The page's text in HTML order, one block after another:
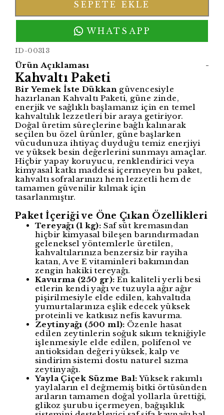
SEPETE EKLE
WHATSAPP
ID-00313
Ürün Açıklaması -
Kahvaltı Paketi
Bir Yemek İste Dükkan güvencesiyle
hazırlanan Kahvaltı Paketi, güne zinde,
enerjik ve sağlıklı başlamanız için en temel
kahvaltılık lezzetleri bir araya getiriyor.
Doğal üretim süreçlerine bağlı kalınarak
seçilen bu özel ürünler, güne başlarken
vücudunuza ihtiyaç duyduğu temiz enerjiyi
ve yüksek besin değerlerini sunmayı amaçlar.
Hiçbir yapay koruyucu, renklendirici veya
kimyasal katkı maddesi içermeyen bu paket,
kahvaltı sofralarınızı hem lezzetli hem de
tamamen güvenilir kılmak için
tasarlanmıştır.
Paket İçeriği ve Öne Çıkan Özellikleri
Tereyağı (1 kg): Saf süt kremasından
hiçbir kimyasal bileşen barındırmadan
geleneksel yöntemlerle üretilen,
kahvaltılarınıza benzersiz bir rayiha
katan, A ve E vitaminleri bakımından
zengin hakiki tereyağı.
Kavurma (250 gr): En kaliteli yerli besi
etlerin kendi yağı ve tuzuyla ağır ağır
pişirilmesiyle elde edilen, kahvaltıda
yumurtalarınıza eşlik edecek yüksek
proteinli ve katkısız nefis kavurma.
Zeytinyağı (500 ml): Özenle hasat
edilen zeytinlerin soğuk sıkım tekniğiyle
işlenmesiyle elde edilen, polifenol ve
antioksidan değeri yüksek, kalp ve
sindirim sistemi dostu naturel sızma
zeytinyağı.
Yayla Çiçek Süzme Bal: Yüksek rakımlı
yaylaların el değmemiş bitki örtüsünden
arıların tamamen doğal yollarla ürettiği,
glikoz şurubu içermeyen, bağışıklık